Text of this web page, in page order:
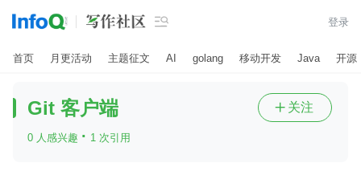
 登录
首页 月更活动 主题征文 AI golang 移动开发 Java 开源
Git 客户端
0 人感兴趣 · 1 次引用
 关注